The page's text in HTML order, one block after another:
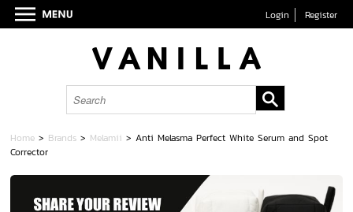
Login Register
Home > Brands > Melamii >Anti Melasma Perfect White Serum and Spot
Corrector